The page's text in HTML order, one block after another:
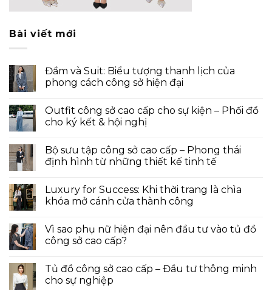
Bài viết mới
Đầm và Suit: Biểu tượng thanh lịch của
phong cách công sở hiện đại
Outfit công sở cao cấp cho sự kiện – Phối đồ
cho ký kết & hội nghị
Bộ sưu tập công sở cao cấp – Phong thái
định hình từ những thiết kế tinh tế
Luxury for Success: Khi thời trang là chìa
khóa mở cánh cửa thành công
Vì sao phụ nữ hiện đại nên đầu tư vào tủ đồ
công sở cao cấp?
Tủ đồ công sở cao cấp – Đầu tư thông minh
cho sự nghiệp